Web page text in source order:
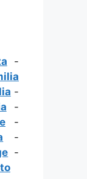
-
-
-
-
-
-